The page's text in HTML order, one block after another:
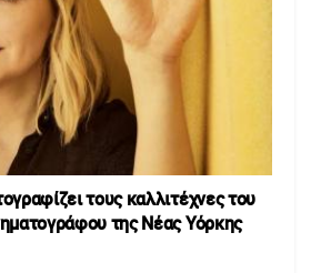
τους καλλιτέχνες του
της Νέας Υόρκης